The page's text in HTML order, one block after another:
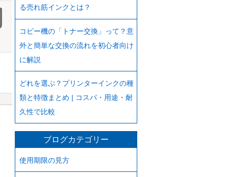
る売れ筋インクとは？
コピー機の「トナー交換」って？意
外と簡単な交換の流れを初心者向け
に解説
どれを選ぶ？プリンターインクの種
類と特徴まとめ | コスパ・用途・耐
久性で比較
ブログカテゴリー
使用期限の見方